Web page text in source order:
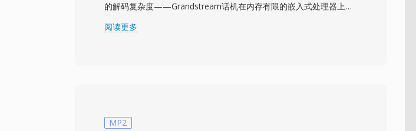
的解码复杂度——Grandstream话机在内存有限的嵌入式处理器上运
行，因此该格式避免了变换阶段或复杂的比特流解析。铃声通常通过
之间几乎零延迟，以及与企业级铃声部署的配置生态系统的无缝集
阅读更多
MP2